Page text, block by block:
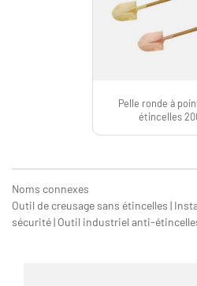
Pelle ronde à
étincelles
Noms connexes
Outil de creusage sans étincelles |
sécurité | Outil industriel anti-